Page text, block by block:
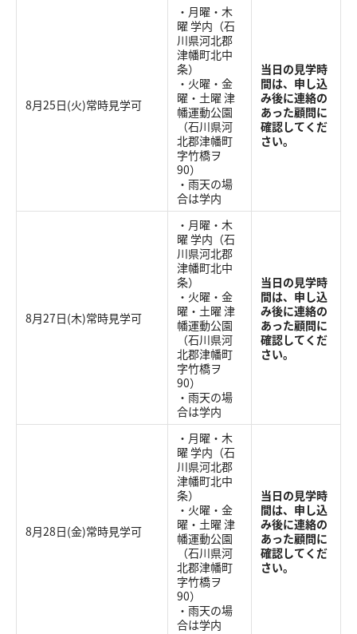
8月25日(火)常時見学可
・月曜・木
曜 学内（石
川県河北郡
津幡町北中
条）
・火曜・金
曜・土曜 津
幡運動公園
（石川県河
北郡津幡町
字竹橋ヲ
90）
・雨天の場
合は学内
当日の見学時
間は、申し込
み後に連絡の
あった顧問に
確認してくだ
さい。
8月27日(木)常時見学可
・月曜・木
曜 学内（石
川県河北郡
津幡町北中
条）
・火曜・金
曜・土曜 津
幡運動公園
（石川県河
北郡津幡町
字竹橋ヲ
90）
・雨天の場
合は学内
当日の見学時
間は、申し込
み後に連絡の
あった顧問に
確認してくだ
さい。
8月28日(金)常時見学可
・月曜・木
曜 学内（石
川県河北郡
津幡町北中
条）
・火曜・金
曜・土曜 津
幡運動公園
（石川県河
北郡津幡町
字竹橋ヲ
90）
・雨天の場
合は学内
当日の見学時
間は、申し込
み後に連絡の
あった顧問に
確認してくだ
さい。